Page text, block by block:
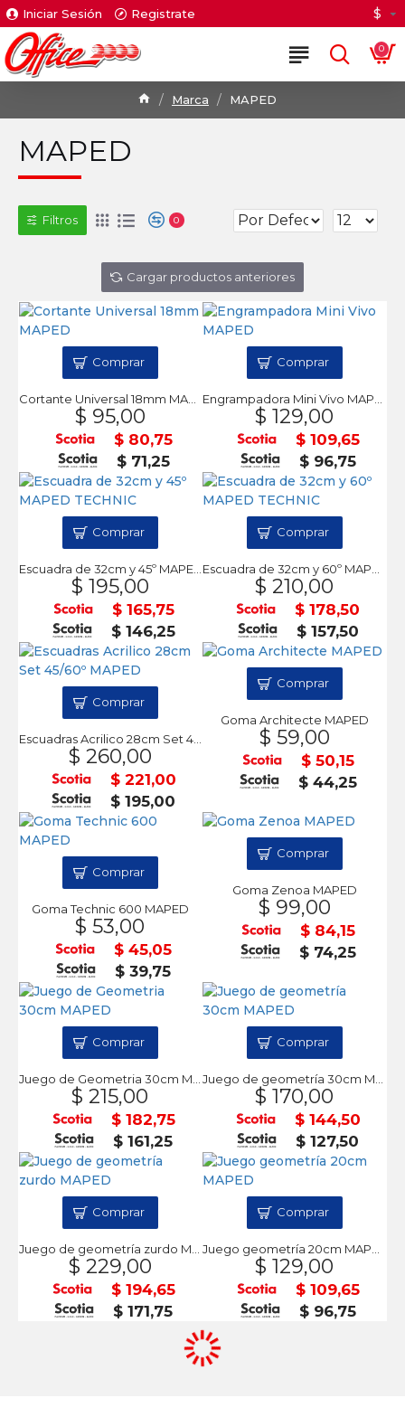
Iniciar Sesión Registrate $
0
Marca MAPED
MAPED
Filtros 0
Cargar productos anteriores
Cortante Universal 18mm MAPED
$ 95,00
$ 80,75
$ 71,25
Comprar
$ 129,00
$ 109,65
$ 96,75
Comprar
Escuadra de 32cm y 45º MAPED TECHNIC
$ 195,00
$ 165,75
$ 146,25
Comprar
$ 210,00
$ 178,50
$ 157,50
Comprar
Escuadras Acrilico 28cm Set 45/60º MAPED
$ 260,00
$ 221,00
$ 195,00
Comprar
Goma Architecte MAPED
$ 59,00
$ 50,15
$ 44,25
Comprar
Goma Technic 600 MAPED
$ 53,00
$ 45,05
$ 39,75
Comprar
Goma Zenoa MAPED
$ 99,00
$ 84,15
$ 74,25
Comprar
$ 215,00
$ 182,75
$ 161,25
Comprar
$ 170,00
$ 144,50
$ 127,50
Comprar
$ 229,00
$ 194,65
$ 171,75
Comprar
$ 129,00
$ 109,65
$ 96,75
Comprar